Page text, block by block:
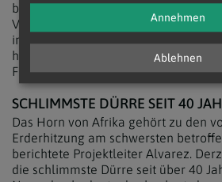
berüchtigte "Cattle Raiding", also
Viehherden rivalisierender
immer mehr zurück, berichtete
habe, dass man gezielt die jungen
Friedensmaßnahmen anspreche.
SCHLIMMSTE DÜRRE SEIT 40
Das Horn von Afrika gehört zu den
Erderhitzung am schwersten
berichtete Projektleiter Alvarez.
die schlimmste Dürre seit über 40
Ablehnen
Annehmen